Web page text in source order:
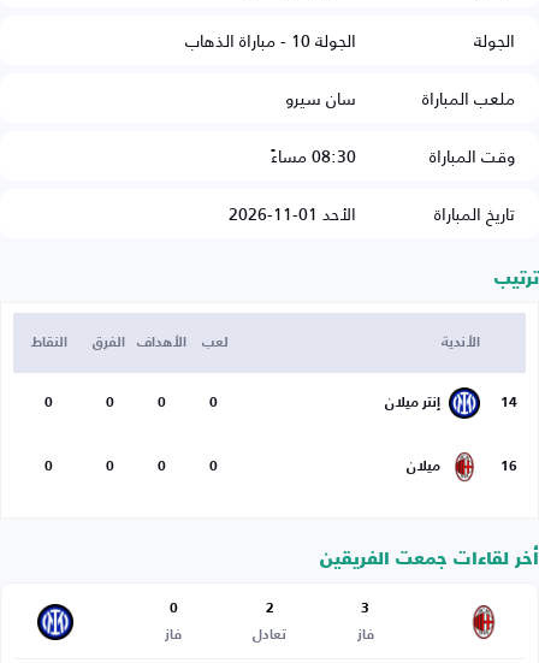
الجولة
الجولة 10 - مباراة الذهاب
ملعب المباراة
سان سيرو
وقت المباراة
08:30 مساءً
تاريخ المباراة
الأحد 01-11-2026
ترتيب
الأندية لعب الأهداف الفرق النقاط
14 إنتر ميلان 0
0
0
0
16 ميلان 0
0
0
0
أخر لقاءات جمعت الفريقين
3
فاز
2
تعادل
0
فاز